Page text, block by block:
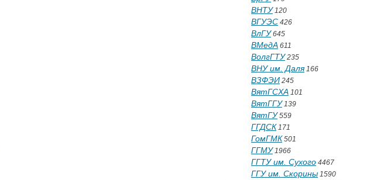
ВНТУ120
ВГУЭС 426
ВлГУ645
ВМедА 611
ВолгГТУ235
ВНУ им. Даля166
ВЗФЭИ 245
ВятГСХА 101
ВятГГУ139
ВятГУ559
ГГДСК 171
ГомГМК 501
ГГМУ1966
ГГТУ им. Сухого 4467
ГГУ им. Скорины 1590